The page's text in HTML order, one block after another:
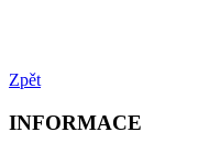
Zpět
INFORMACE